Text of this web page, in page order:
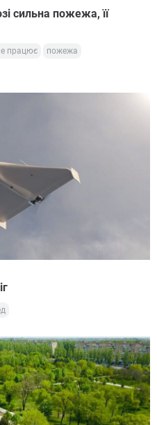
сильна пожежа, її
працює
пожежа